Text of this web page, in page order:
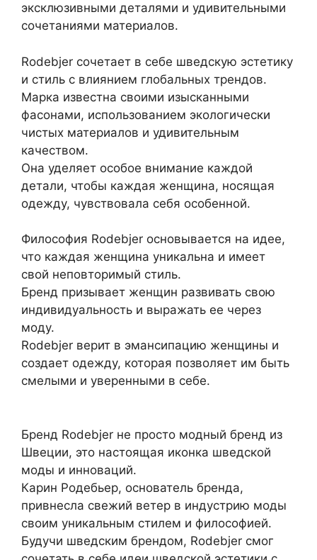
эксклюзивными деталями и удивительными
сочетаниями материалов.
Rodebjer сочетает в себе шведскую эстетику
и стиль с влиянием глобальных трендов.
Марка известна своими изысканными
фасонами, использованием экологически
чистых материалов и удивительным
качеством.
Она уделяет особое внимание каждой
детали, чтобы каждая женщина, носящая
одежду, чувствовала себя особенной.
Философия Rodebjer основывается на идее,
что каждая женщина уникальна и имеет
свой неповторимый стиль.
Бренд призывает женщин развивать свою
индивидуальность и выражать ее через
моду.
Rodebjer верит в эмансипацию женщины и
создает одежду, которая позволяет им быть
смелыми и уверенными в себе.
Бренд Rodebjer не просто модный бренд из
Швеции, это настоящая иконка шведской
моды и инноваций.
Карин Родебьер, основатель бренда,
привнесла свежий ветер в индустрию моды
своим уникальным стилем и философией.
Будучи шведским брендом, Rodebjer смог